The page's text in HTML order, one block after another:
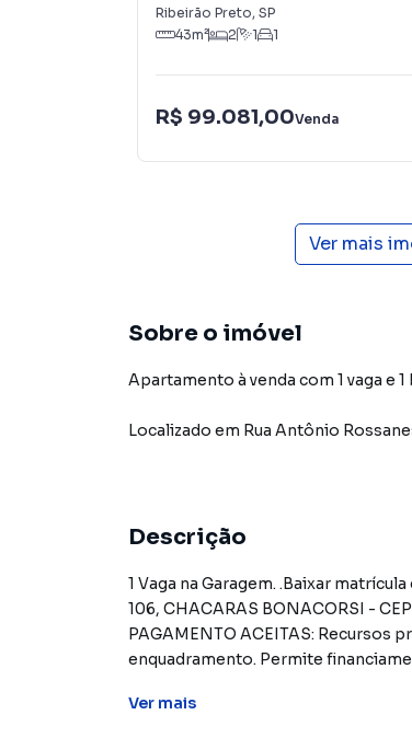
Ribeirão Preto, SP
43m² 2 1 1
R$ 99.081,00Venda
Ver mais
Sobre o imóvel
Apartamento à venda com 1 vaga e
Localizado em Rua Antônio
Descrição
1 Vaga na Garagem. .Baixar
106, CHACARAS BONACORSI -
PAGAMENTO ACEITAS: Recursos
enquadramento. Permite
responsabilidade do comprador, até
Ver mais